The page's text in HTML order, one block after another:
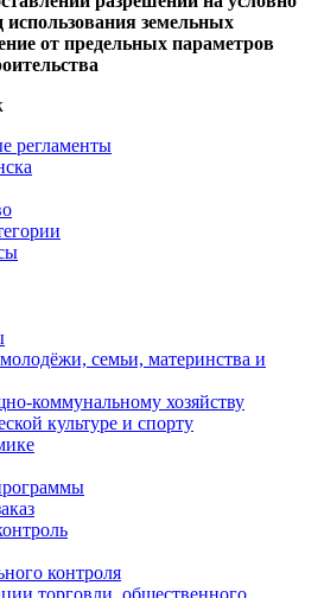
земельных
от предельных параметров
регламенты
семьи, материнства и
коммунальному хозяйству
культуре и спорту
контроля
торговли, общественного